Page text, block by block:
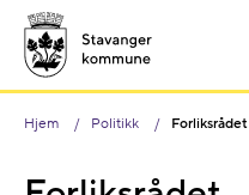
Hjem Politikk Forliksrådet